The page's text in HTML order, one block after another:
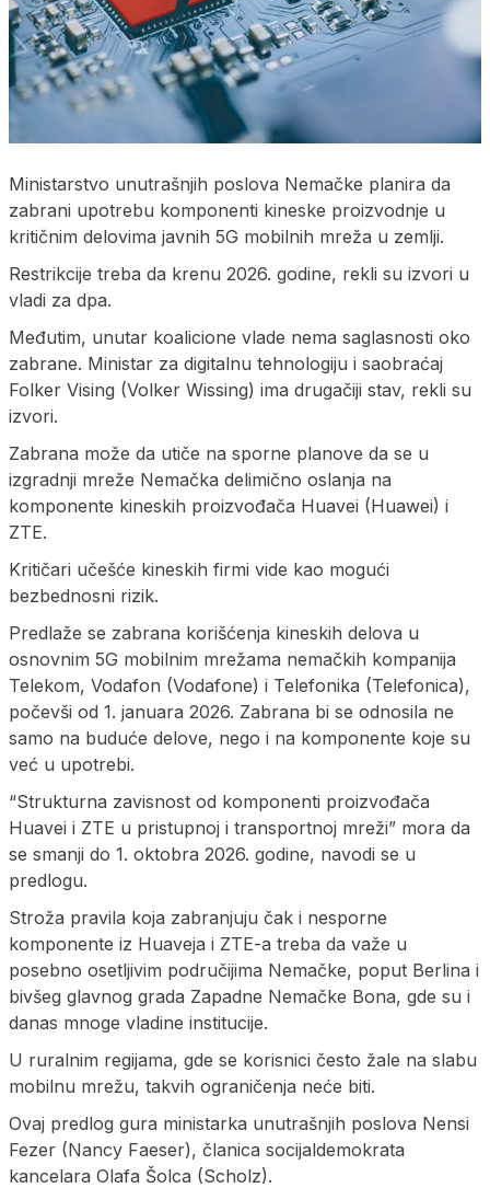
Ministarstvo unutrašnjih poslova Nemačke planira da
zabrani upotrebu komponenti kineske proizvodnje u
kritičnim delovima javnih 5G mobilnih mreža u zemlji.
Restrikcije treba da krenu 2026. godine, rekli su izvori u
vladi za dpa.
Međutim, unutar koalicione vlade nema saglasnosti oko
zabrane. Ministar za digitalnu tehnologiju i saobraćaj
Folker Vising (Volker Wissing) ima drugačiji stav, rekli su
izvori.
Zabrana može da utiče na sporne planove da se u
izgradnji mreže Nemačka delimično oslanja na
komponente kineskih proizvođača Huavei (Huawei) i
ZTE.
Kritičari učešće kineskih firmi vide kao mogući
bezbednosni rizik.
Predlaže se zabrana korišćenja kineskih delova u
osnovnim 5G mobilnim mrežama nemačkih kompanija
Telekom, Vodafon (Vodafone) i Telefonika (Telefonica),
počevši od 1. januara 2026. Zabrana bi se odnosila ne
samo na buduće delove, nego i na komponente koje su
već u upotrebi.
“Strukturna zavisnost od komponenti proizvođača
Huavei i ZTE u pristupnoj i transportnoj mreži” mora da
se smanji do 1. oktobra 2026. godine, navodi se u
predlogu.
Stroža pravila koja zabranjuju čak i nesporne
komponente iz Huaveja i ZTE-a treba da važe u
posebno osetljivim područijima Nemačke, poput Berlina i
bivšeg glavnog grada Zapadne Nemačke Bona, gde su i
danas mnoge vladine institucije.
U ruralnim regijama, gde se korisnici često žale na slabu
mobilnu mrežu, takvih ograničenja neće biti.
Ovaj predlog gura ministarka unutrašnjih poslova Nensi
Fezer (Nancy Faeser), članica socijaldemokrata
kancelara Olafa Šolca (Scholz).